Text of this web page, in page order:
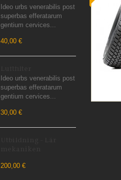
Ideo urbs venerabilis post
superbas efferatarum
gentium cervices...
40,00 €
Ideo urbs venerabilis post
superbas efferatarum
gentium cervices...
30,00 €
200,00 €